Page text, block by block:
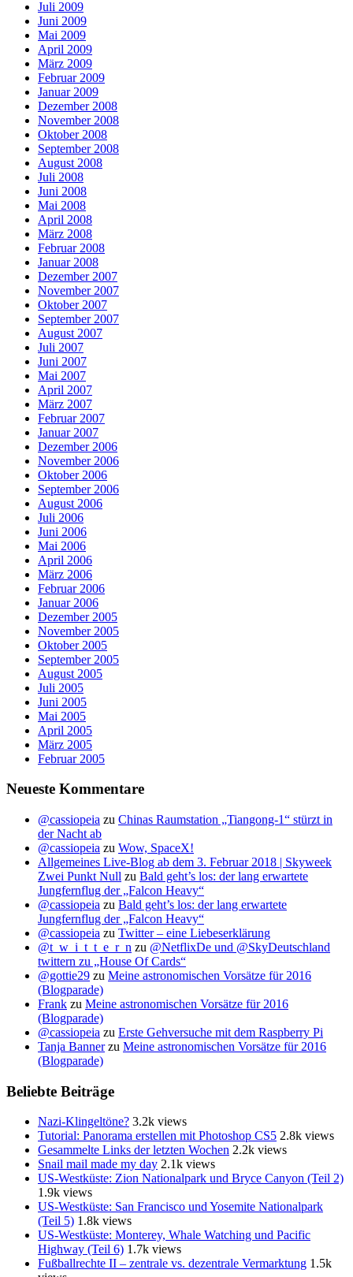
Juli 2009
Juni 2009
Mai 2009
April 2009
März 2009
Februar 2009
Januar 2009
Dezember 2008
November 2008
Oktober 2008
September 2008
August 2008
Juli 2008
Juni 2008
Mai 2008
April 2008
März 2008
Februar 2008
Januar 2008
Dezember 2007
November 2007
Oktober 2007
September 2007
August 2007
Juli 2007
Juni 2007
Mai 2007
April 2007
März 2007
Februar 2007
Januar 2007
Dezember 2006
November 2006
Oktober 2006
September 2006
August 2006
Juli 2006
Juni 2006
Mai 2006
April 2006
März 2006
Februar 2006
Januar 2006
Dezember 2005
November 2005
Oktober 2005
September 2005
August 2005
Juli 2005
Juni 2005
Mai 2005
April 2005
März 2005
Februar 2005
Neueste Kommentare
@cassiopeia zu Chinas Raumstation „Tiangong-1“ stürzt in
der Nacht ab
@cassiopeia zu Wow, SpaceX!
Allgemeines Live-Blog ab dem 3. Februar 2018 | Skyweek
Zwei Punkt Null zu Bald geht’s los: der lang erwartete
Jungfernflug der „Falcon Heavy“
@cassiopeia zu Bald geht’s los: der lang erwartete
Jungfernflug der „Falcon Heavy“
@cassiopeia zu Twitter – eine Liebeserklärung
@t_w_i_t_t_e_r_n zu @NetflixDe und @SkyDeutschland
twittern zu „House Of Cards“
@gottie29 zu Meine astronomischen Vorsätze für 2016
(Blogparade)
Frank zu Meine astronomischen Vorsätze für 2016
(Blogparade)
@cassiopeia zu Erste Gehversuche mit dem Raspberry Pi
Tanja Bannerzu Meine astronomischen Vorsätze für 2016
(Blogparade)
Beliebte Beiträge
Nazi-Klingeltöne? 3.2k views
Tutorial: Panorama erstellen mit Photoshop CS5 2.8k views
Gesammelte Links der letzten Wochen 2.2k views
Snail mail made my day 2.1k views
US-Westküste: Zion Nationalpark und Bryce Canyon (Teil 2)
1.9k views
US-Westküste: San Francisco und Yosemite Nationalpark
(Teil 5) 1.8k views
US-Westküste: Monterey, Whale Watching und Pacific
Highway (Teil 6) 1.7k views
Fußballrechte II – zentrale vs. dezentrale Vermarktung 1.5k